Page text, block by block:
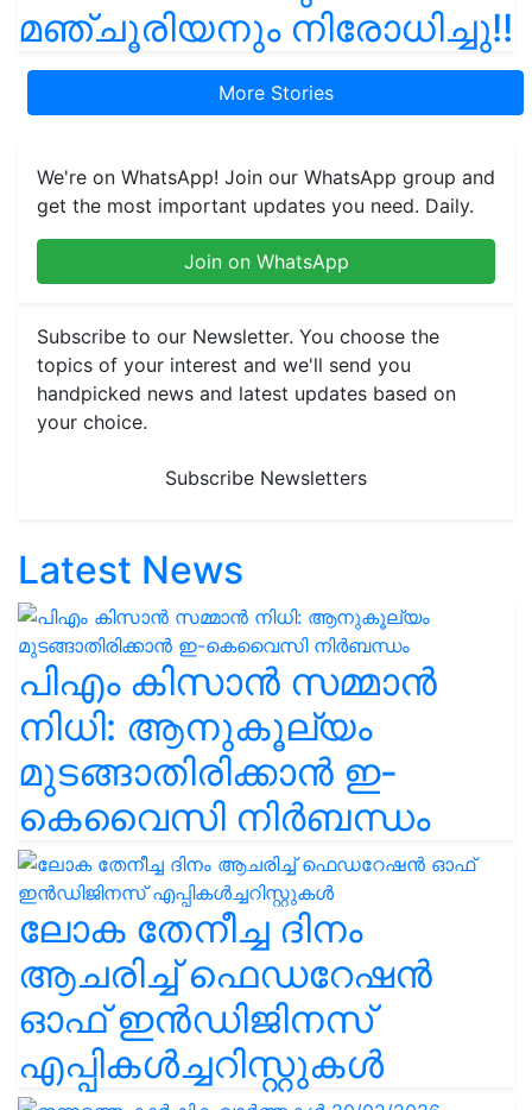
മഞ്ചൂരിയനും നിരോധിച്ചു!!
More Stories
We're on WhatsApp! Join our WhatsApp group and
get the most important updates you need. Daily.
Join on WhatsApp
Subscribe to our Newsletter. You choose the
topics of your interest and we'll send you
handpicked news and latest updates based on
your choice.
Subscribe Newsletters
Latest News
പിഎം കിസാൻ സമ്മാൻ
നിധി: ആനുകൂല്യം
മുടങ്ങാതിരിക്കാൻ ഇ-
കെവൈസി നിർബന്ധം
ലോക തേനീച്ച ദിനം
ആചരിച്ച് ഫെഡറേഷൻ
ഓഫ് ഇൻഡിജിനസ്
എപ്പികൾച്ചറിസ്റ്റുകൾ